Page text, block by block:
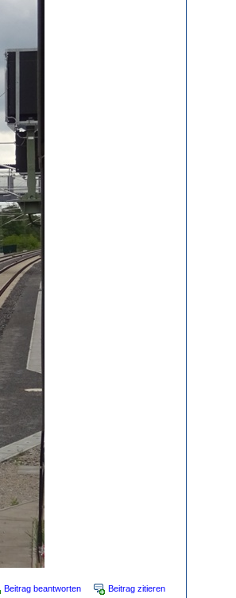
Beitrag beantworten Beitrag zitieren